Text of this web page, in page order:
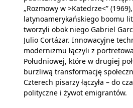
„Rozmowy w >Katedrze<”
latynoamerykańskiego boomu
tworzyli obok niego Gabriel
Julio Cortázar. Innowacyjne
modernizmu łączyli z
Południowej, które w drugiej
burzliwą transformację
Czterech pisarzy łączyła – do
polityczne i żywot emigrantów.